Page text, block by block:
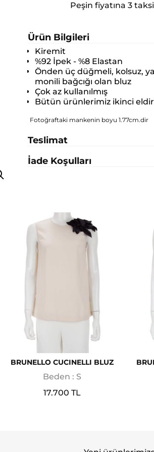
Peşin fiyatına 3
Ürün Bilgileri
Kiremit
%92 İpek - %8 Elastan
Önden üç düğmeli, kolsuz,
monili bağcığı olan bluz
Çok az kullanılmış
Bütün ürünlerimiz ikinci eldir
Fotoğraftaki mankenin boyu 1.77cm.dir
Teslimat
İade Koşulları
BRUNELLO CUCINELLI BLUZ
Beden : S
17.700 TL